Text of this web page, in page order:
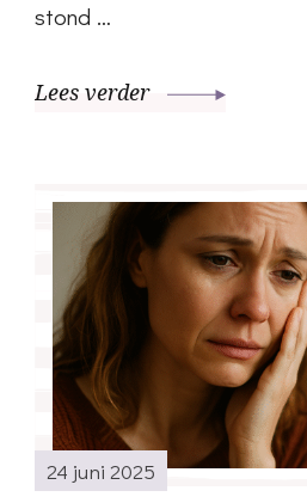
stond …
Lees verder
24 juni 2025